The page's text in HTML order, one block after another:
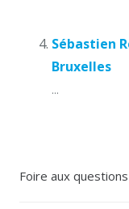
Sébastien
Bruxelles
...
Foire aux questions